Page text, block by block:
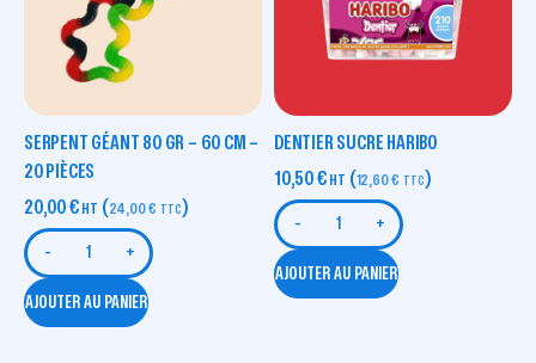
SERPENT GÉANT 80 GR – 60 CM –
20 PIÈCES
20,00€ HT (24,00€ TTC)
- +
AJOUTER AU PANIER
DENTIER SUCRE HARIBO
10,50€ HT (12,60€ TTC)
- +
AJOUTER AU PANIER